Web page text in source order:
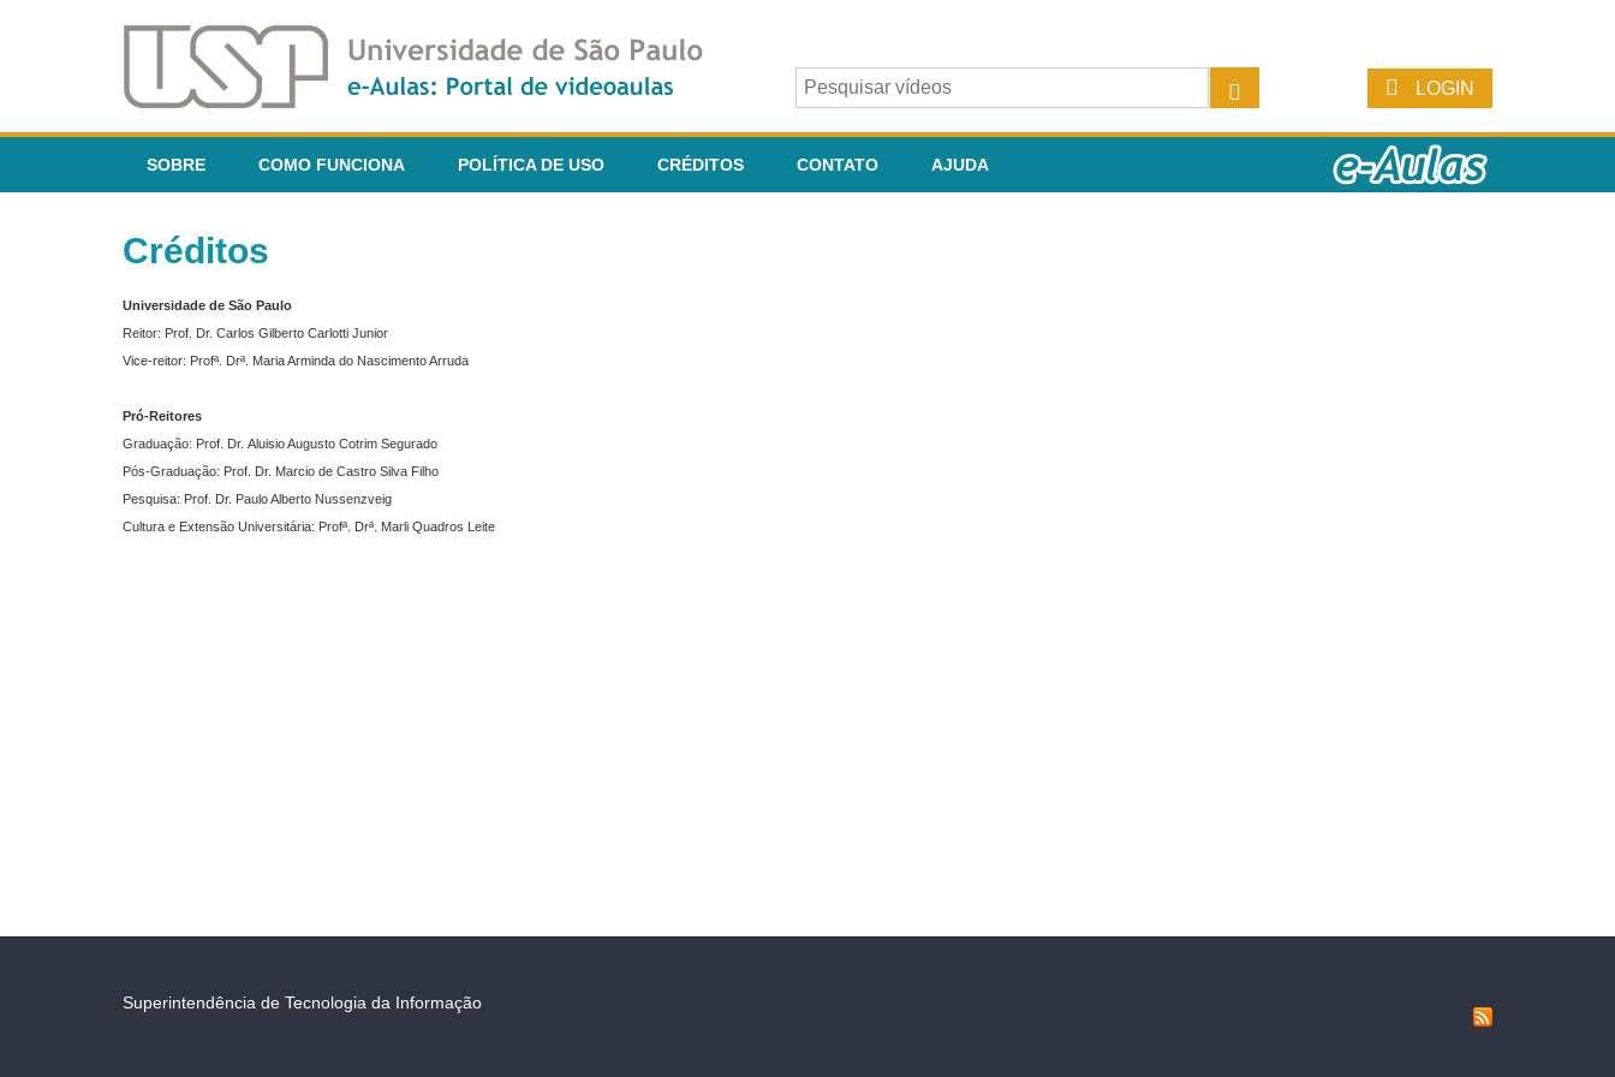
LOGIN
SOBRE COMO FUNCIONA POLÍTICA DE USO CRÉDITOS CONTATO AJUDA
Créditos
Universidade de São Paulo
Reitor: Prof. Dr. Carlos Gilberto Carlotti Junior
Vice-reitor: Profª. Drª. Maria Arminda do Nascimento Arruda
Pró-Reitores
Graduação: Prof. Dr. Aluisio Augusto Cotrim Segurado
Pós-Graduação: Prof. Dr. Marcio de Castro Silva Filho
Pesquisa: Prof. Dr. Paulo Alberto Nussenzveig
Cultura e Extensão Universitária: Profª. Drª. Marli Quadros Leite
Superintendência de Tecnologia da Informação